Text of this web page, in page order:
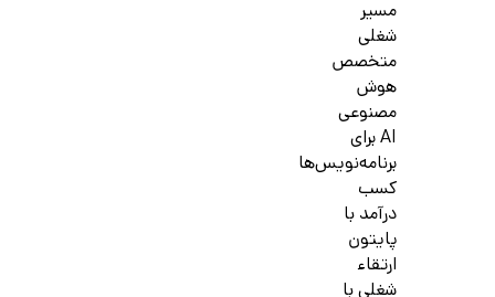
مسیر
شغلی
متخصص
هوش
مصنوعی
AI برای
برنامه‌نویس‌ها
کسب
درآمد با
پایتون
ارتقاء